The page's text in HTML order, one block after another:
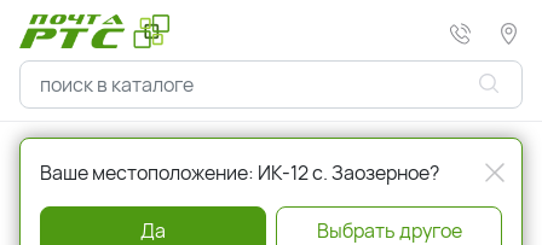
Главная Овощи и фрукты
Артикул a001241
Ваше местоположение: ИК-12 с. Заозерное?
Да Выбрать другое